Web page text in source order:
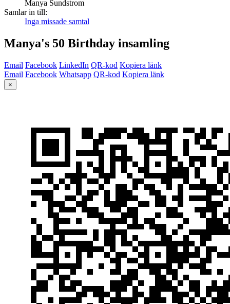
Manya Sundstrom
Samlar in till:
Inga missade samtal
Manya's 50 Birthday insamling
Email Facebook LinkedIn QR-kod Kopiera länk
Email Facebook Whatsapp QR-kod Kopiera länk
×